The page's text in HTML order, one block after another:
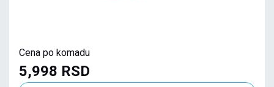
Cena po komadu
5,998 RSD